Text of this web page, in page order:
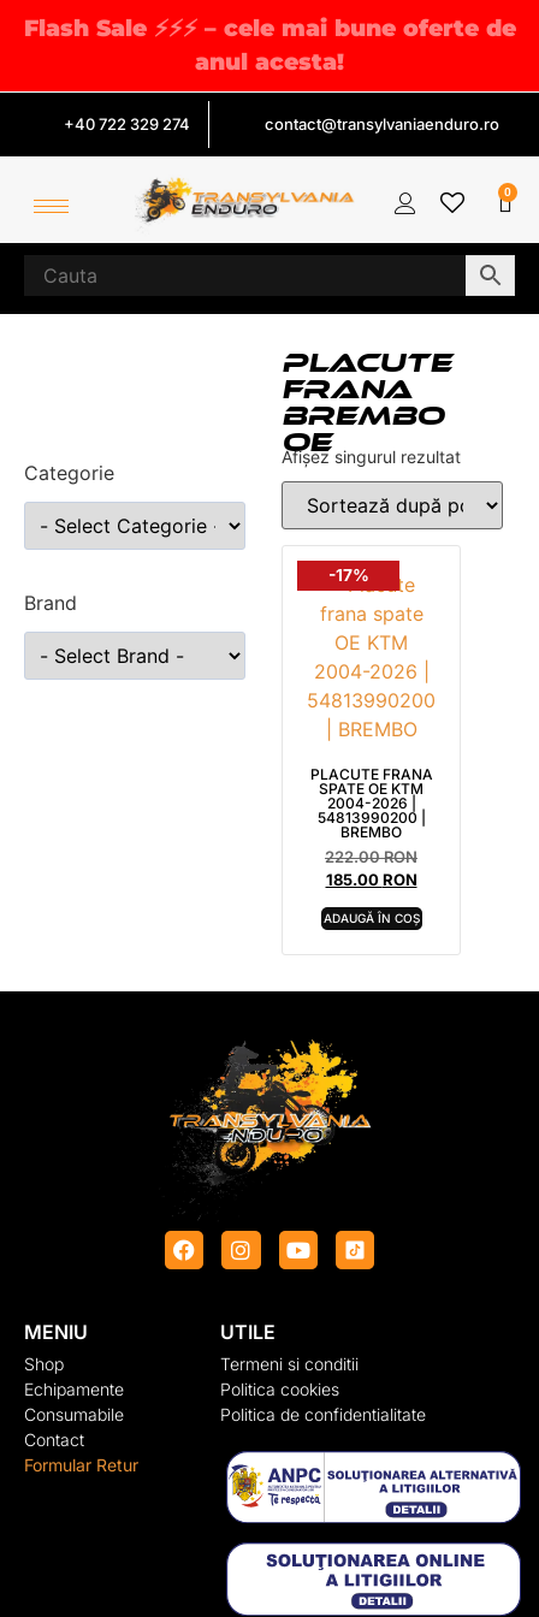
Flash Sale ⚡⚡⚡ – cele mai bune oferte de
anul acesta!
+40 722 329 274 contact@transylvaniaenduro.ro
0
Categorie
Brand
PLACUTE
FRANA
BREMBO
OE
Afișez singurul rezultat
-17%
PLACUTE FRANA
SPATE OE KTM
2004-2026 |
54813990200 |
BREMBO
222.00RON
185.00RON
ADAUGĂ ÎN COȘ
MENIU
Shop
Echipamente
Consumabile
Contact
Formular Retur
UTILE
Termeni si conditii
Politica cookies
Politica de confidentialitate